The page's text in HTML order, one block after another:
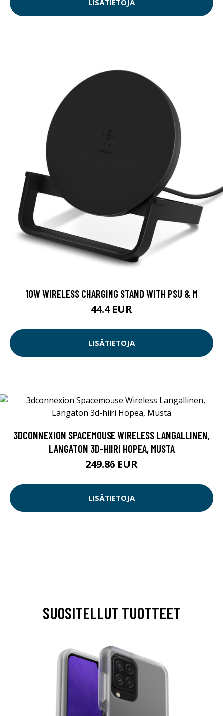
LISÄTIETOJA
10W WIRELESS CHARGING STAND WITH PSU & M
44.4 EUR
LISÄTIETOJA
3DCONNEXION SPACEMOUSE WIRELESS LANGALLINEN,
LANGATON 3D-HIIRI HOPEA, MUSTA
249.86 EUR
LISÄTIETOJA
SUOSITELLUT TUOTTEET